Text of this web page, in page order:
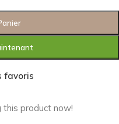
favoris
product now!